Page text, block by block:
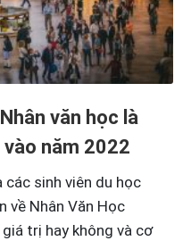
văn học là
năm 2022
các sinh viên du học
về Nhân Văn Học
trị hay không và cơ